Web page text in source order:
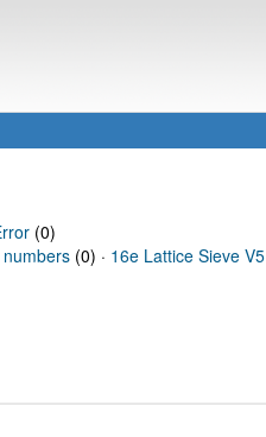
(0)
(0) · 16e Lattice Sieve V5